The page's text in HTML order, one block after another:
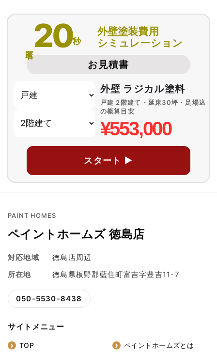
20秒
外壁塗装費用
シミュレーション
お見積書
外壁 ラジカル塗料
戸建 2階建て・延床30坪・足場込
の概算目安
¥553,000
スタート ▶
PAINT HOMES
ペイントホームズ 徳島店
対応地域
徳島店周辺
所在地
徳島県板野郡藍住町富吉字豊吉11-7
050-5530-8438
サイトメニュー
TOP ペイントホームズとは